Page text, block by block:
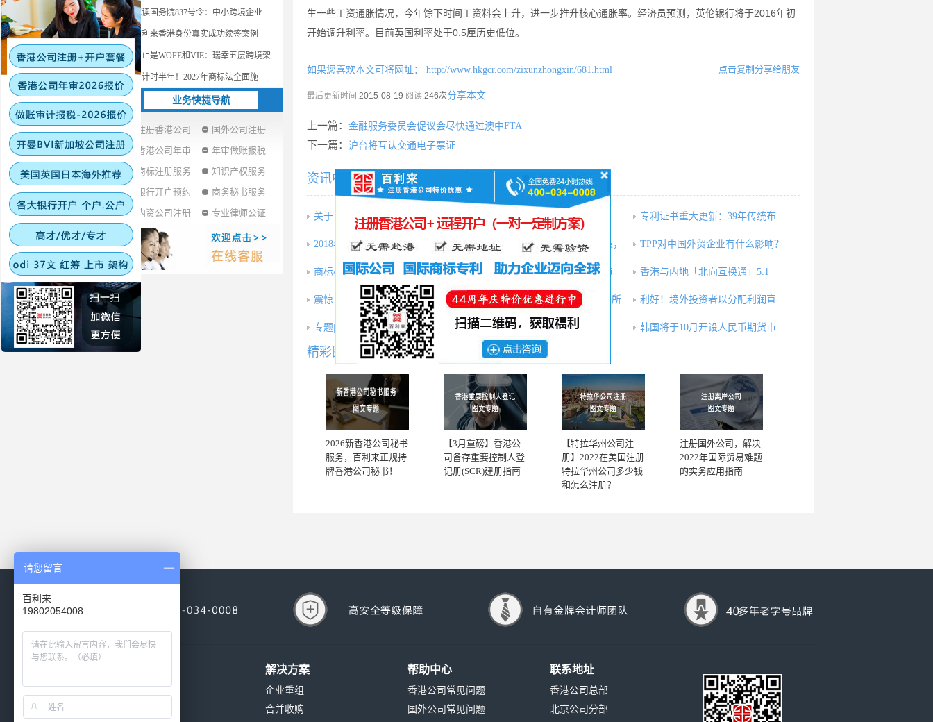
解读国务院837号令：中小跨境企业
百利来香港身份真实成功续签案例
不止是WOFE和VIE：瑞幸五层跨境架
倒计时半年！2027年商标法全面施
业务快捷导航
注册香港公司
国外公司注册
香港公司年审
年审做账报税
商标注册服务
知识产权服务
银行开户预约
商务秘书服务
内资公司注册
专业律师公证
生一些工资通胀情况，今年馀下时间工资料会上升，进一步推升核心通胀率。经济员预测，英伦银行将于2016年初
开始调升利率。目前英国利率处于0.5厘历史低位。
如果您喜欢本文可将网址： http://www.hkgcr.com/zixunzhongxin/681.html 点击复制分享给朋友
最后更新时间:2015-08-19 阅读:246次分享本文
上一篇： 金融服务委员会促议会尽快通过澳中FTA
下一篇： 沪台将互认交通电子票证
资讯中心相关内容推荐：
关于《中华人民共和国商标法修 税务建议 | 美国公司税收明细及 专利证书重大更新：39年传统布
2018年投资日本企业达5年来最多 2022年香港优才计划最新打分表， TPP对中国外贸企业有什么影响？
商标检索是个技术活，勿因免费 政策：商标局发出商标审查及审 香港与内地「北向互换通」5.1
震惊！确权的商标权属人因字体 百利来（北京）CRS合规与海外所 利好！境外投资者以分配利润直
专题|请收好这份“泰国投资分析 注册有“门路”|不止香港，新加 韩国将于10月开设人民币期货市
精彩图文专题推荐
2026新香港公司秘书
服务，百利来正规持
牌香港公司秘书！
【3月重磅】香港公
司备存重要控制人登
记册(SCR)建册指南
【特拉华州公司注
册】2022在美国注册
特拉华州公司多少钱
和怎么注册？
注册国外公司，解决
2022年国际贸易难题
的实务应用指南
解决方案
企业重组
合并收购
帮助中心
香港公司常见问题
国外公司常见问题
联系地址
香港公司总部
北京公司分部
请您留言
百利来
19802054008